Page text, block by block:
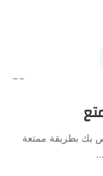
بك بطريقة ممتعة